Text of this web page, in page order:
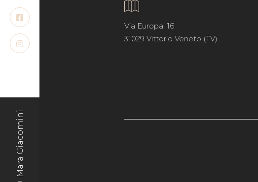
© Mara Giacomini
Via Europa, 16
31029 Vittorio Veneto (TV)